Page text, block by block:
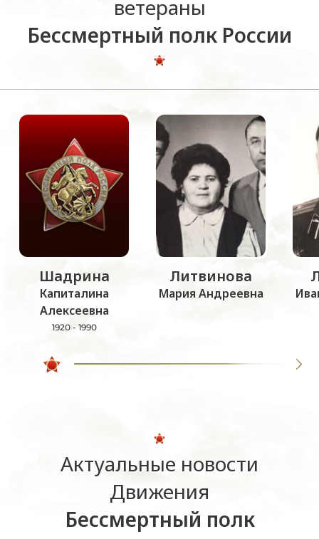
ветераны
Бессмертный полк России
Шадрина
Капиталина
Алексеевна
1920 - 1990
Литвинова
Мария Андреевна
Актуальные новости
Движения
Бессмертный полк